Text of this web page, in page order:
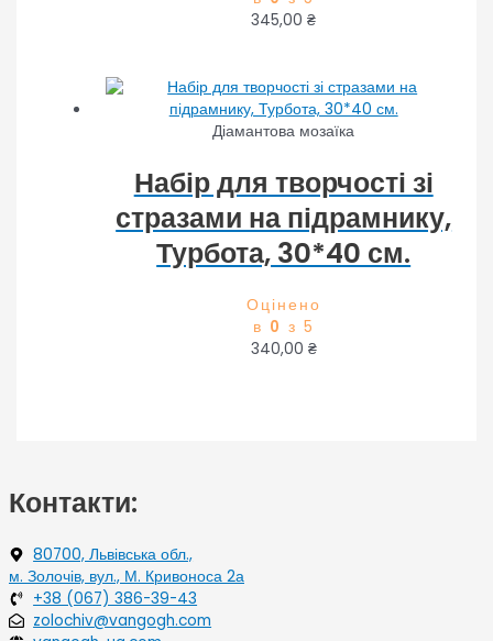
345,00₴
Діамантова мозаїка
Набір для творчості зі
стразами на підрамнику,
Турбота, 30*40 см.
Оцінено
в 0 з 5
340,00 ₴
Контакти:
80700, Львівська обл.,
м. Золочів, вул., М. Кривоноса 2а
+38 (067) 386-39-43
zolochiv@vangogh.com